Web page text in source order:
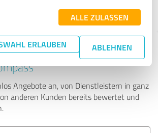
ALLE ZULASSEN
ERLAUBEN ABLEHNEN
Experten finden - mit
Angebote an, von Dienstleistern in ganz
anderen Kunden bereits bewertet und